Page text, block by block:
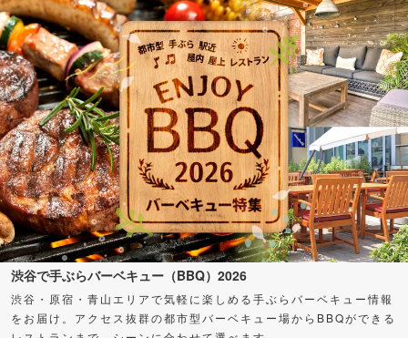
渋谷で手ぶらバーベキュー（BBQ）2026
渋谷・原宿・青山エリアで気軽に楽しめる手ぶらバーベキュー情報
をお届け。アクセス抜群の都市型バーベキュー場からBBQができる